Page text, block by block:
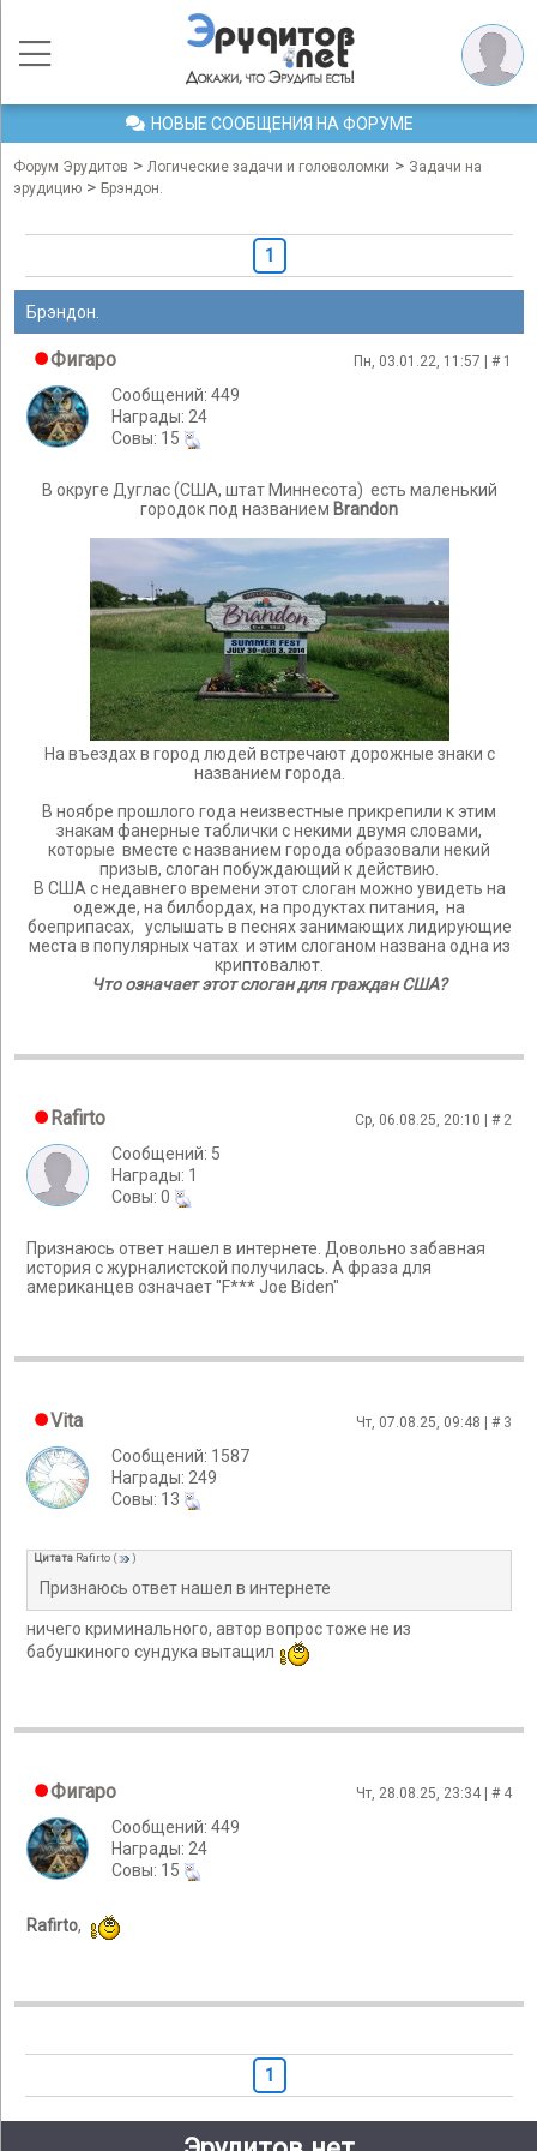
НОВЫЕ СООБЩЕНИЯ НА ФОРУМЕ
Форум Эрудитов > Логические задачи и головоломки > Задачи на
эрудицию > Брэндон.
1
Брэндон.
Фигаро Пн, 03.01.22, 11:57 | # 1
Сообщений: 449
Награды: 24
Cовы: 15
В округе Дуглас (США, штат Миннесота) есть маленький
городок под названием Brandon
На въездах в город людей встречают дорожные знаки с
названием города.
В ноябре прошлого года неизвестные прикрепили к этим
знакам фанерные таблички с некими двумя словами,
которые вместе с названием города образовали некий
призыв, слоган побуждающий к действию.
В США с недавнего времени этот слоган можно увидеть на
одежде, на билбордах, на продуктах питания, на
боеприпасах, услышать в песнях занимающих лидирующие
места в популярных чатах и этим слоганом названа одна из
криптовалют.
Что означает этот слоган для граждан США?
Rafirto Ср, 06.08.25, 20:10 | # 2
Сообщений: 5
Награды: 1
Cовы: 0
Признаюсь ответ нашел в интернете. Довольно забавная
история с журналистской получилась. А фраза для
американцев означает "F*** Joe Biden"
Vita Чт, 07.08.25, 09:48 | # 3
Сообщений: 1587
Награды: 249
Cовы: 13
Цитата Rafirto ( )
Признаюсь ответ нашел в интернете
ничего криминального, автор вопрос тоже не из
бабушкиного сундука вытащил
Фигаро Чт, 28.08.25, 23:34 | # 4
Сообщений: 449
Награды: 24
Cовы: 15
Rafirto,
1